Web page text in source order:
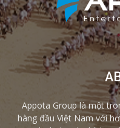
Appota Group là một
hàng đầu Việt Nam với